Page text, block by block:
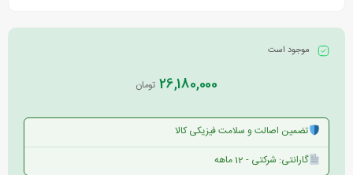
موجود است
26,180,000 تومان
تضمین اصالت و سلامت فیزیکی کالا
گارانتی: شرکتی - 12 ماهه